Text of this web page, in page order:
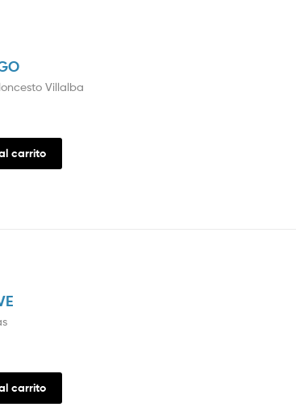
Villalba
carrito
carrito